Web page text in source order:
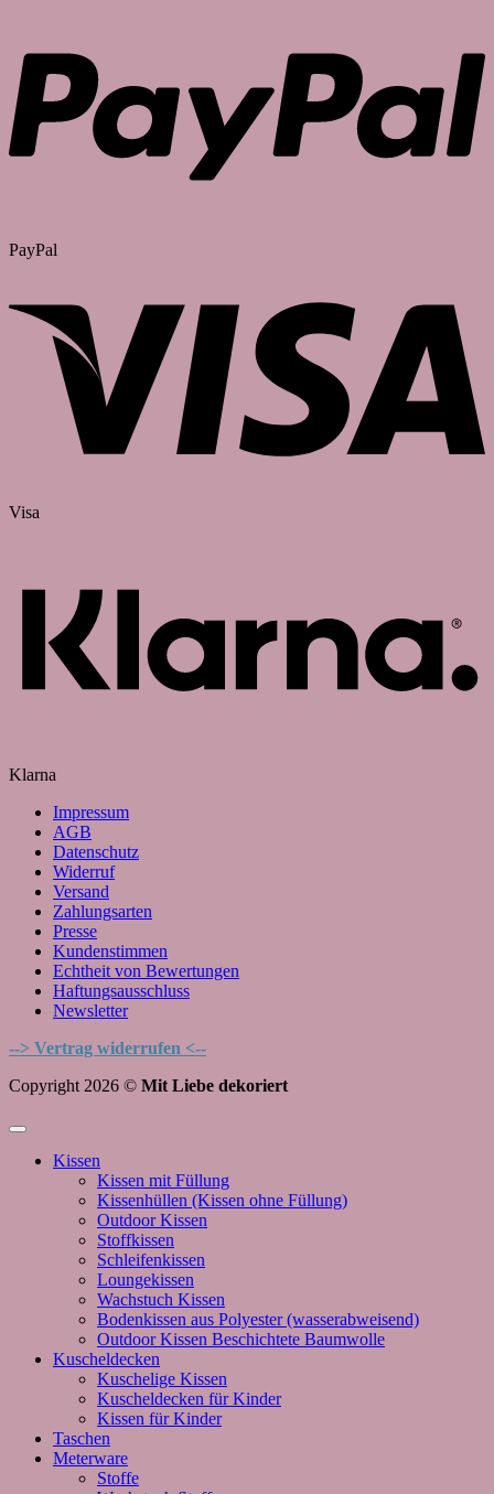
PayPal
Visa
Klarna
Impressum
AGB
Datenschutz
Widerruf
Versand
Zahlungsarten
Presse
Kundenstimmen
Echtheit von Bewertungen
Haftungsausschluss
Newsletter
--> Vertrag widerrufen <--
Copyright 2026 © Mit Liebe dekoriert
Kissen
Kissen mit Füllung
Kissenhüllen (Kissen ohne Füllung)
Outdoor Kissen
Stoffkissen
Schleifenkissen
Loungekissen
Wachstuch Kissen
Bodenkissen aus Polyester (wasserabweisend)
Outdoor Kissen Beschichtete Baumwolle
Kuscheldecken
Kuschelige Kissen
Kuscheldecken für Kinder
Kissen für Kinder
Taschen
Meterware
Stoffe